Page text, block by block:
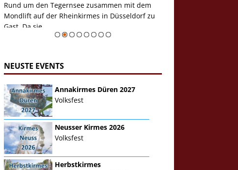
Rund um den Tegernsee zusammen mit dem
Mondlift auf der Rheinkirmes in Düsseldorf zu
Gast. Da sie ...
NEUSTE EVENTS
Annakirmes Düren 2027
Volksfest
Neusser Kirmes 2026
Volksfest
Herbstkirmes